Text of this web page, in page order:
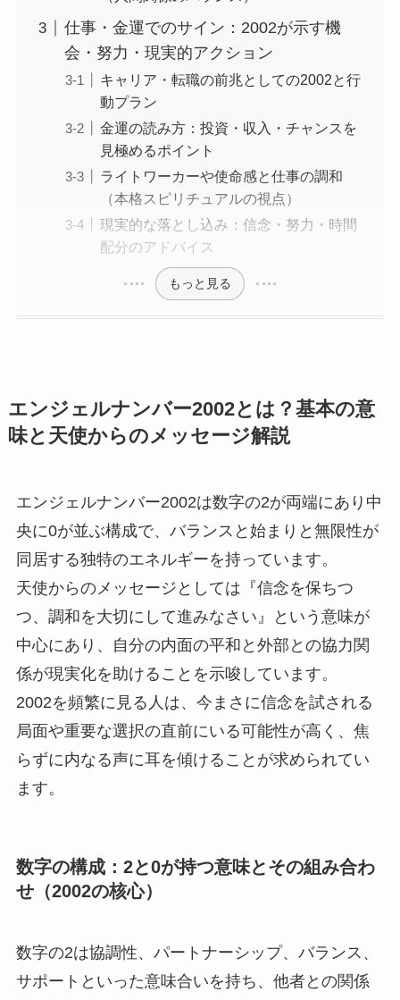
仕事・金運でのサイン：2002が示す機
会・努力・現実的アクション
キャリア・転職の前兆としての2002と行
動プラン
金運の読み方：投資・収入・チャンスを
見極めるポイント
ライトワーカーや使命感と仕事の調和
（本格スピリチュアルの視点）
現実的な落とし込み：信念・努力・時間
配分のアドバイス
もっと見る
エンジェルナンバー2002とは？基本の意
味と天使からのメッセージ解説
エンジェルナンバー2002は数字の2が両端にあり中
央に0が並ぶ構成で、バランスと始まりと無限性が
同居する独特のエネルギーを持っています。
天使からのメッセージとしては『信念を保ちつ
つ、調和を大切にして進みなさい』という意味が
中心にあり、自分の内面の平和と外部との協力関
係が現実化を助けることを示唆しています。
2002を頻繁に見る人は、今まさに信念を試される
局面や重要な選択の直前にいる可能性が高く、焦
らずに内なる声に耳を傾けることが求められてい
ます。
数字の構成：2と0が持つ意味とその組み合わ
せ（2002の核心）
数字の2は協調性、パートナーシップ、バランス、
サポートといった意味合いを持ち、他者との関係